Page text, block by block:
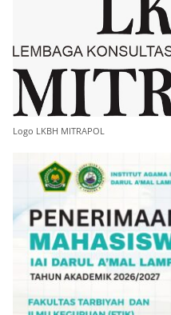
Logo LKBH MITRAPOL